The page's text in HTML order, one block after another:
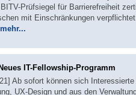
Prüfsiegel für Barrierefreiheit
mit Einschränkungen
mehr...
IT-Fellowship-Programm
Ab sofort können sich
UX-Design und aus den